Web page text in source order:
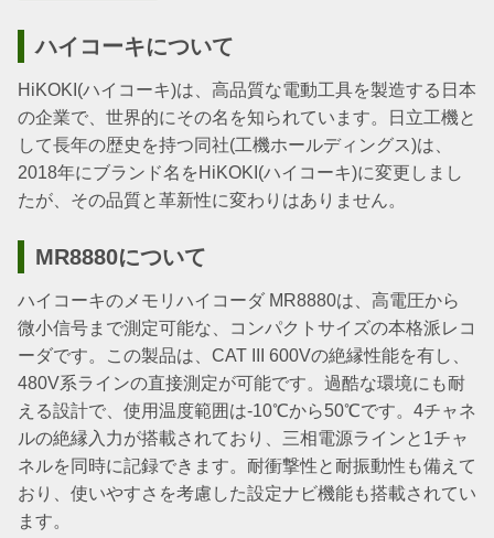
ハイコーキについて
HiKOKI(ハイコーキ)は、高品質な電動工具を製造する日本
の企業で、世界的にその名を知られています。日立工機と
して長年の歴史を持つ同社(工機ホールディングス)は、
2018年にブランド名をHiKOKI(ハイコーキ)に変更しまし
たが、その品質と革新性に変わりはありません。
MR8880について
ハイコーキのメモリハイコーダ MR8880は、高電圧から
微小信号まで測定可能な、コンパクトサイズの本格派レコ
ーダです。この製品は、CAT III 600Vの絶縁性能を有し、
480V系ラインの直接測定が可能です。過酷な環境にも耐
える設計で、使用温度範囲は-10℃から50℃です。4チャネ
ルの絶縁入力が搭載されており、三相電源ラインと1チャ
ネルを同時に記録できます。耐衝撃性と耐振動性も備えて
おり、使いやすさを考慮した設定ナビ機能も搭載されてい
ます。